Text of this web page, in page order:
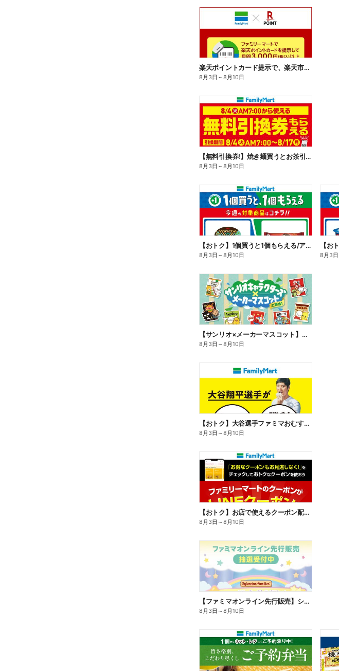
楽天ポイントカード提示で、楽天市場でのお買い物がおトクに!
8月3日 ～8月10日
【無料引換券!】焼き麺買うとお茶引換券貰える!
8月3日 ～8月10日
【おトク】1個買うと1個もらえる/アイス
8月3日 ～8月10日 8月3日
【サンリオ×メーカーマスコット】オリジナルグッズ貰える!
8月3日 ～8月10日
【おトク】大谷選手ファミマおむすび割
8月3日 ～8月10日
【おトク】お店で使えるクーポン配信中
8月3日 ～8月10日
【ファミマオンライン先行販売】シルバニアファミリー
8月3日 ～8月10日